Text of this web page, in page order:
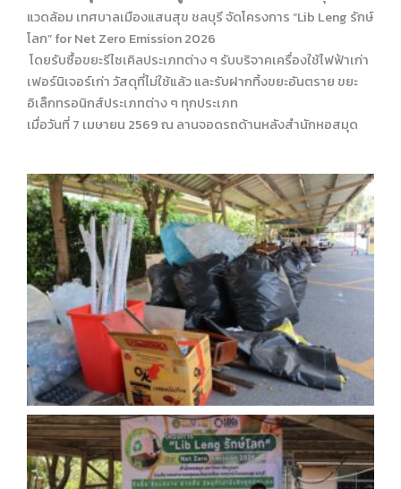
แวดล้อม เทศบาลเมืองแสนสุข ชลบุรี จัดโครงการ “Lib Leng รักษ์
โลก” for Net Zero Emission 2026
โดยรับซื้อขยะรีไซเคิลประเภทต่าง ๆ รับบริจาคเครื่องใช้ไฟฟ้าเก่า
เฟอร์นิเจอร์เก่า วัสดุที่ไม่ใช้แล้ว และรับฝากทิ้งขยะอันตราย ขยะ
อิเล็กทรอนิกส์ประเภทต่าง ๆ ทุกประเภท
เมื่อวันที่ 7 เมษายน 2569 ณ ลานจอดรถด้านหลังสำนักหอสมุด